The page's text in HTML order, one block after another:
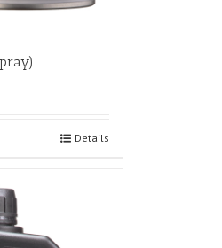
Details